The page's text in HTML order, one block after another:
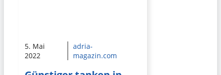
5. Mai
2022
adria-
magazin.com